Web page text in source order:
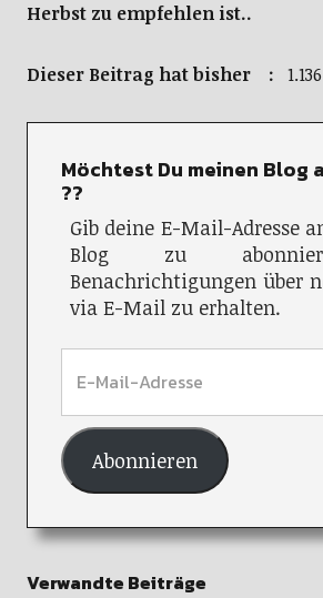
Herbst zu empfehlen ist..
Dieser Beitrag hat bisher :
Möchtest Du meinen Blog
??
Gib deine E-Mail-Adresse
Blog zu
Benachrichtigungen über
via E-Mail zu erhalten.
Abonnieren
Verwandte Beiträge